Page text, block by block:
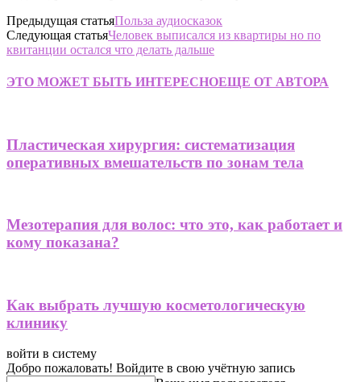
Предыдущая статьяПольза аудиосказок
Следующая статьяЧеловек выписался из квартиры но по
квитанции остался что делать дальше
ЭТО МОЖЕТ БЫТЬ ИНТЕРЕСНОЕЩЕ ОТ АВТОРА
Пластическая хирургия: систематизация
оперативных вмешательств по зонам тела
Мезотерапия для волос: что это, как работает и
кому показана?
Как выбрать лучшую косметологическую
клинику
войти в систему
Добро пожаловать! Войдите в свою учётную запись